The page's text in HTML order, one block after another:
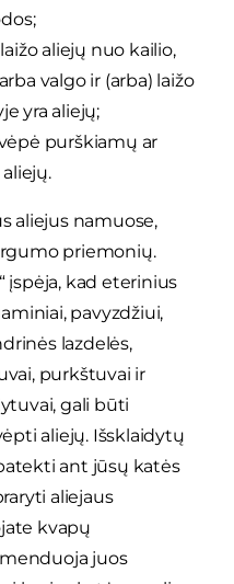
aliejų nuo kailio,
valgo ir (arba) laižo
yra aliejų;
purškiamų ar
aliejus namuose,
priemonių.
įspėja, kad eterinius
pavyzdžiui,
lazdelės,
purkštuvai ir
gali būti
aliejų. Išsklaidytų
ant jūsų katės
aliejaus
kvapų
juos